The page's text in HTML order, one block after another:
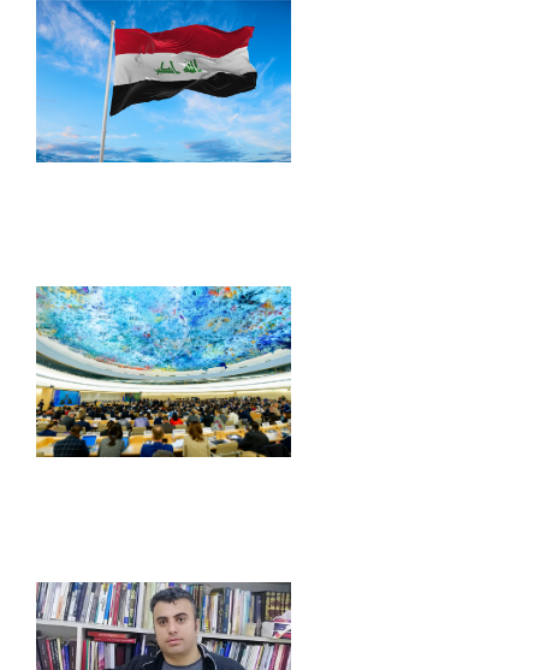
مصر
العراق
الأردن
لبنان
ليبيا
موريتانيا
فلسطين
قطر
شواغر
اتصل بنا